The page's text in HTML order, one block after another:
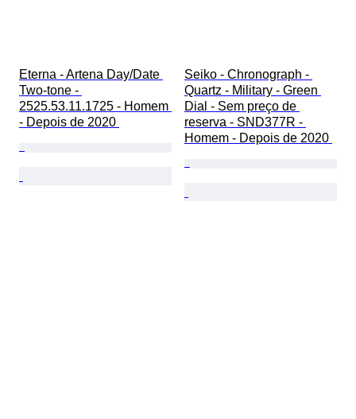
Eterna - Artena Day/Date
Two-tone -
2525.53.11.1725 - Homem
- Depois de 2020
Seiko - Chronograph -
Quartz - Military - Green
Dial - Sem preço de
reserva - SND377R -
Homem - Depois de 2020